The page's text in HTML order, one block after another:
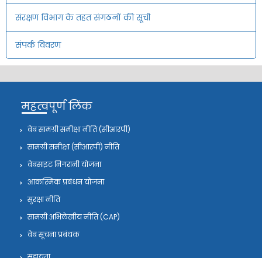
संरक्षण विभाग के तहत संगठनों की सूची
संपर्क विवरण
महत्वपूर्ण लिंक
वेब सामग्री समीक्षा नीति (सीआरपी)
सामग्री समीक्षा (सीआरपी) नीति
वेबसाइट निगरानी योजना
आकस्मिक प्रबंधन योजना
सुरक्षा नीति
सामग्री अभिलेखीय नीति (CAP)
वेब सूचना प्रबंधक